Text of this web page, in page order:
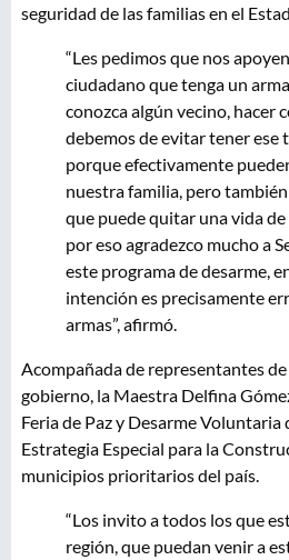
seguridad de las familias en el
“Les pedimos que nos
ciudadano que tenga un
conozca algún vecino, hacer
debemos de evitar tener ese
porque efectivamente
nuestra familia, pero
que puede quitar una vida
por eso agradezco mucho a
este programa de desarme,
intención es precisamente
armas”, afirmó.
Acompañada de representantes
gobierno, la Maestra Delfina
Feria de Paz y Desarme
Estrategia Especial para la
municipios prioritarios del país.
“Los invito a todos los que
región, que puedan venir a